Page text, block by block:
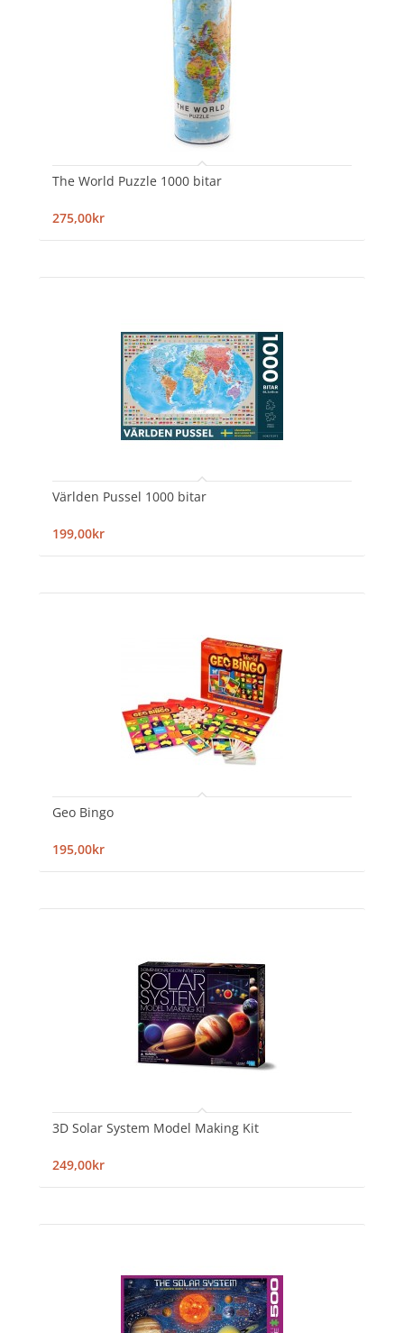
The World Puzzle 1000 bitar
275,00kr
Världen Pussel 1000 bitar
199,00kr
Geo Bingo
195,00kr
3D Solar System Model Making Kit
249,00kr